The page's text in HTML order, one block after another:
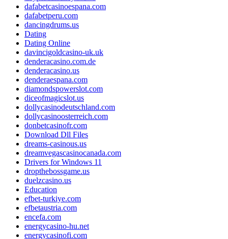
dafabetcasinoespana.com
dafabetperu.com
dancingdrums.us
Dating
Dating Online
davincigoldcasino-uk.uk
denderacasino.com.de
denderacasino.us
denderaespana.com
diamondspowerslot.com
diceofmagicslot.us
dollycasinodeutschland.com
dollycasinoosterreich.com
donbetcasinofr.com
Download Dll Files
dreams-casinous.us
dreamvegascasinocanada.com
Drivers for Windows 11
dropthebossgame.us
duelzcasino.us
Education
efbet-turkiye.com
efbetaustria.com
encefa.com
energycasino-hu.net
energycasinofi.com